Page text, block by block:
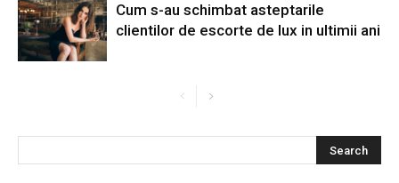
Cum s-au schimbat asteptarile
clientilor de escorte de lux in ultimii ani